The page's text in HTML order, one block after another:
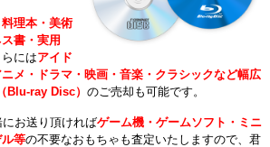
理本・美術
書・実用
にはアイド
メ・ドラマ・映画・音楽・クラシックなど幅広
Blu-ray Disc） のご売却も可能です。
お送り頂ければゲーム機・ゲームソフト・ミニ
等の不要なおもちゃも査定いたしますので、君